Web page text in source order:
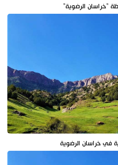
"خراسان الرضوية"
في خراسان الرضوية